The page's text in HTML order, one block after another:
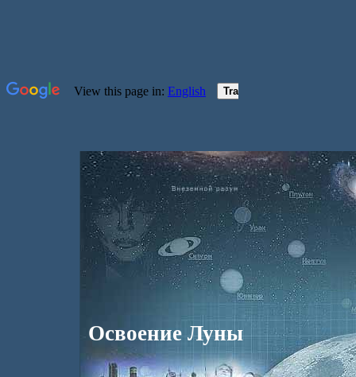
Освоение Луны